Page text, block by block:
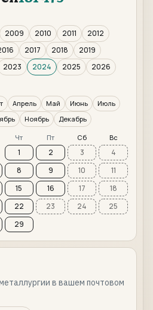
2009 2010 2011
2012
2017 2018
2019
2023 2024 2025
2026
Апрель Май Июнь
Июль
Ноябрь Декабрь
Чт Пт Сб Вс
1 2 3
4
8 9 10
11
15 16 17
18
22 23 24
25
29
в вашем почтовом